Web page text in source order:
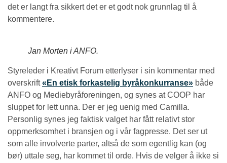
det er langt fra sikkert det er et godt nok grunnlag til å
kommentere.
Jan Morten i ANFO.
Styreleder i Kreativt Forum etterlyser i sin kommentar med
overskrift«En etisk forkastelig byråkonkurranse» både
ANFO og Mediebyråforeningen, og synes at COOP har
sluppet for lett unna. Der er jeg uenig med Camilla.
Personlig synes jeg faktisk valget har fått relativt stor
oppmerksomhet i bransjen og i vår fagpresse. Det ser ut
som alle involverte parter, altså de som egentlig kan (og
bør) uttale seg, har kommet til orde. Hvis de velger å ikke si